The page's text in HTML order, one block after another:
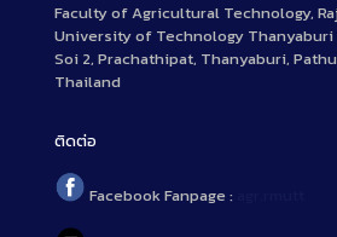
Faculty of Agricultural Technology,
University of Technology Thanyaburi
Soi 2, Prachathipat, Thanyaburi,
Thailand
ติดต่อ
Facebook Fanpage :